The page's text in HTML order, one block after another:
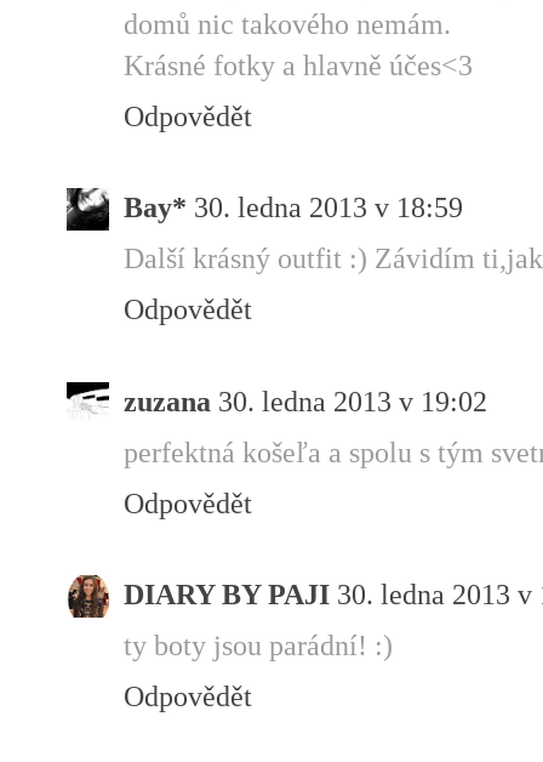
domů nic takového nemám.
Krásné fotky a hlavně účes<3
Odpovědět
Bay* 30. ledna 2013 v 18:59
Další krásný outfit :) Závidím ti,jak
Odpovědět
zuzana 30. ledna 2013 v 19:02
perfektná košeľa a spolu s tým
Odpovědět
DIARY BY PAJI 30. ledna 2013 v
ty boty jsou parádní! :)
Odpovědět